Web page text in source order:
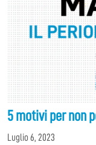
5 motivi per non
Luglio 6, 2023